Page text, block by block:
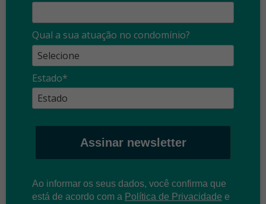
Qual a sua atuação no condomínio?
Estado*
Assinar newsletter
Ao informar os seus dados, você confirma que
está de acordo com a Política de Privacidade e